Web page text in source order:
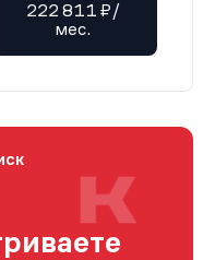
222 811 ₽/
мес.